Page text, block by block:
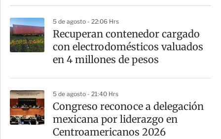
5 de agosto - 22:06 Hrs
Recuperan contenedor cargado
con electrodomésticos valuados
en 4 millones de pesos
5 de agosto - 21:40 Hrs
Congreso reconoce a delegación
mexicana por liderazgo en
Centroamericanos 2026